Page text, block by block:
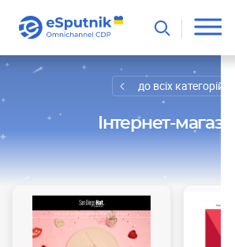
до всіх категорій
Інтернет-